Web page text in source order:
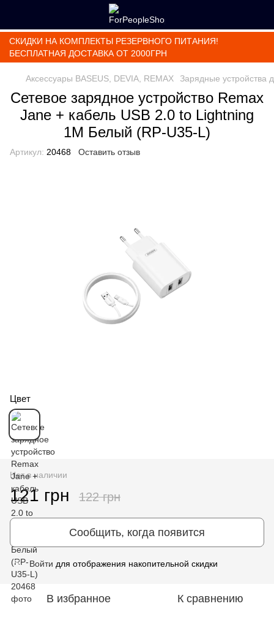
СКИДКИ НА КОМПЛЕКТЫ РЕЗЕРВНОГО ПИТАНИЯ!
БЕСПЛАТНАЯ ДОСТАВКА ОТ 2000ГРН
Аксессуары BASEUS, DEVIA, REMAX Зарядные устройства
Сетевое зарядное устройство Remax
Jane + кабель USB 2.0 to Lightning
1М Белый (RP-U35-L)
Артикул: 20468 Оставить отзыв
Цвет
Нет в наличии
121 грн 122 грн
Сообщить, когда появится
% Войти для отображения накопительной скидки
В избранное К сравнению